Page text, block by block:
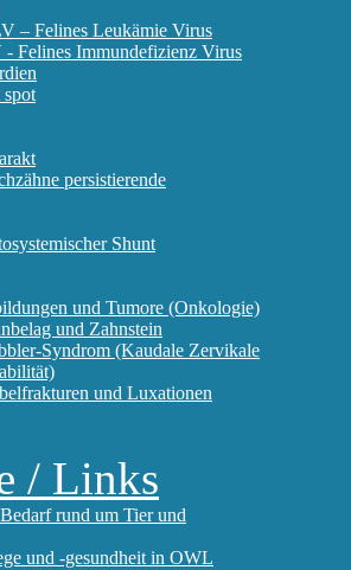
– Felines Leukämie Virus
Felines Immundefizienz Virus
persistierende
Shunt
und Tumore (Onkologie)
und Zahnstein
Syndrom (Kaudale Zervikale
und Luxationen
/ Links
rund um Tier und
und -gesundheit in OWL